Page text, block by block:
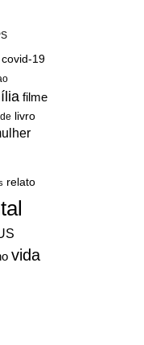
covid-19
filme
livro
relato
vida